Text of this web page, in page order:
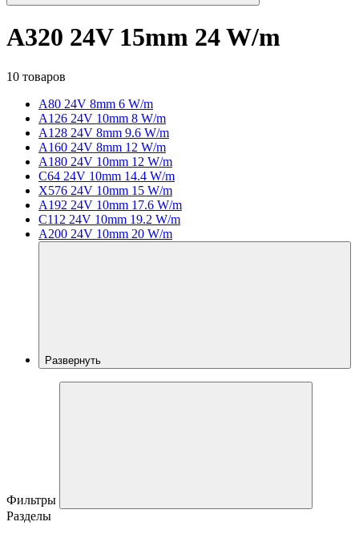
A320 24V 15mm 24 W/m
10 товаров
A80 24V 8mm 6 W/m
A126 24V 10mm 8 W/m
A128 24V 8mm 9.6 W/m
A160 24V 8mm 12 W/m
A180 24V 10mm 12 W/m
C64 24V 10mm 14.4 W/m
X576 24V 10mm 15 W/m
A192 24V 10mm 17.6 W/m
C112 24V 10mm 19.2 W/m
A200 24V 10mm 20 W/m
Развернуть
Фильтры
Разделы